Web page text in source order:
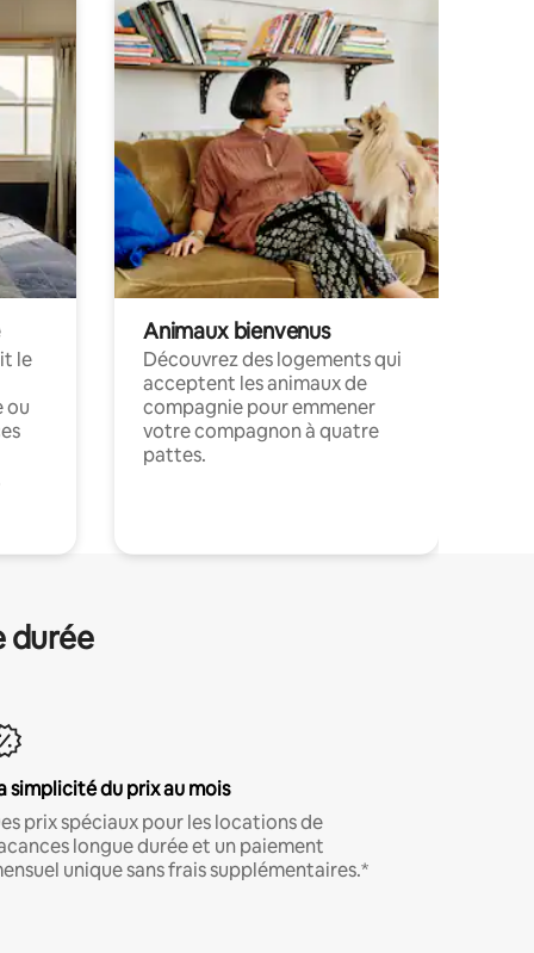
le
ou
Animaux bienvenus
Découvrez des logements qui
acceptent les animaux de
compagnie pour emmener
votre compagnon à quatre
pattes.
durée
simplicité du prix au mois
prix spéciaux pour les locations de
longue durée et un paiement
unique sans frais supplémentaires.*